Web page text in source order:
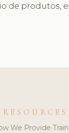
de produtos,
RESOURCES
We Provide